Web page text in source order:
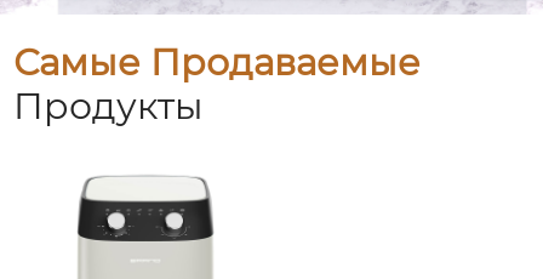
Самые Продаваемые
Продукты